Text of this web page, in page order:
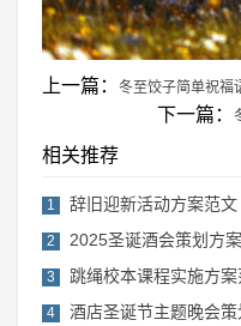
上一篇： 冬至饺子简单祝福
下一篇：
相关推荐
1 辞旧迎新活动方案范文
2 2025圣诞酒会策划方
3 跳绳校本课程实施方案
4 酒店圣诞节主题晚会策